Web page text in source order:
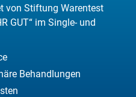
von Stiftung Warentest
GUT“ im Single- und
Behandlungen